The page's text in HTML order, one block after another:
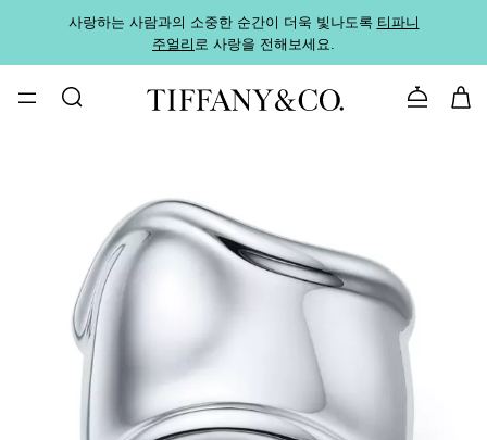
사랑하는 사람과의 소중한 순간이 더욱 빛나도록 티파니
주얼리로 사랑을 전해보세요.
문의하기